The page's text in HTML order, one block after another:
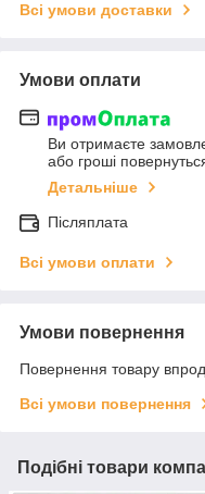
Всі умови доставки
Умови оплати
Ви отримаєте
або гроші
Детальніше
Післяплата
Всі умови оплати
Умови повернення
Повернення товару
Всі умови повернення
Подібні товари